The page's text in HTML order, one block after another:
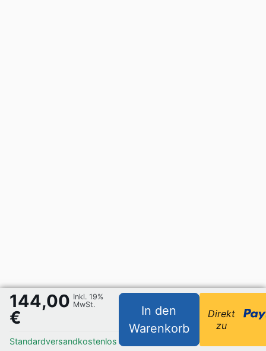
144,00
€
Inkl. 19%
MwSt.
Standardversandkostenlos
In den
Warenkorb
Direkt
zu